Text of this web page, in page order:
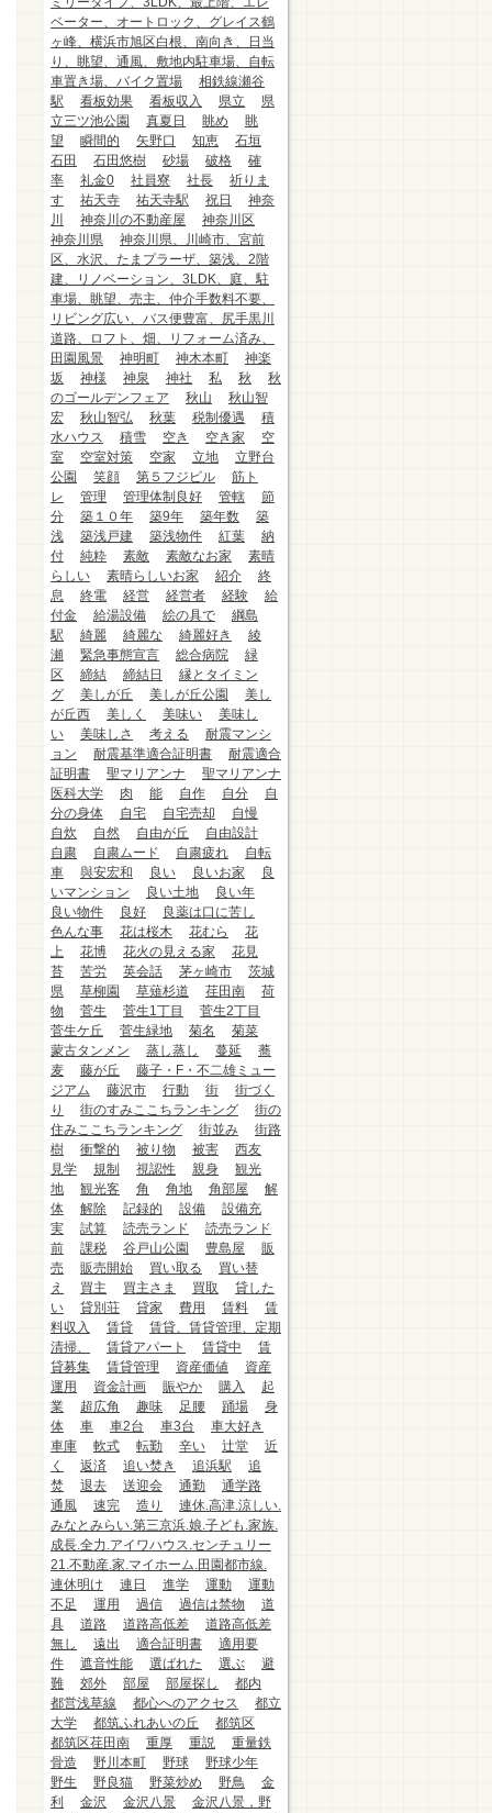
ベーター、オートロック、グレイス鶴
ヶ峰、横浜市旭区白根、南向き、日当
り、眺望、通風、敷地内駐車場、自転
車置き場、バイク置場
相鉄線瀬谷
駅
看板効果 看板収入 県立
県
立三ツ池公園
真夏日 眺め
眺
望
瞬間的 矢野口 知恵
石垣
石田
石田悠樹 砂場 破格
確
率
礼金0 社員寮 社長
祈りま
す
祐天寺 祐天寺駅 祝日
神奈
川
神奈川の不動産屋
神奈川区
神奈川県
神奈川県、川崎市、宮前
区、水沢、たまプラーザ、築浅、2階
建、リノベーション、3LDK、庭、駐
車場、眺望、売主、仲介手数料不要、
リビング広い、バス便豊富、尻手黒川
道路、ロフト、畑、リフォーム済み、
田園風景
神明町 神木本町
神楽
坂
神様 神泉 神社 私 秋
秋
のゴールデンフェア
秋山
秋山智
宏
秋山智弘 秋葉 税制優遇
積
水ハウス
積雪 空き 空き家
空
室
空室対策 空家 立地
立野台
公園
笑顔 第５フジビル
筋ト
レ
管理 管理体制良好 管轄
節
分
築１０年 築9年 築年数
築
浅
築浅戸建 築浅物件 紅葉
納
付
純粋 素敵 素敵なお家
素晴
らしい
素晴らしいお家 紹介
終
息
終電 経営 経営者 経験
給
付金
給湯設備 絵の具で
綱島
駅
綺麗 綺麗な 綺麗好き
綾
瀬
緊急事態宣言 総合病院
緑
区
締結 締結日
縁とタイミン
グ
美しが丘 美しが丘公園
美し
が丘西
美しく 美味い
美味し
い
美味しさ 考える
耐震マンシ
ョン
耐震基準適合証明書
耐震適合
証明書
聖マリアンナ
聖マリアンナ
医科大学
肉 能 自作 自分
自
分の身体
自宅 自宅売却
自慢
自炊
自然 自由が丘
自由設計
自粛
自粛ムード 自粛疲れ
自転
車
與安宏和 良い 良いお家
良
いマンション
良い土地
良い年
良い物件
良好
良薬は口に苦し
色んな事
花は桜木 花むら
花
上
花博 花火の見える家
花見
苔
苦労 英会話 茅ヶ崎市
茨城
県
草柳園 草薙杉道 荏田南
荷
物
菅生 菅生1丁目
菅生2丁目
菅生ケ丘
菅生緑地 菊名
菊菜
蒙古タンメン
蒸し蒸し 蔓延
蕎
麦
藤が丘
藤子・F・不二雄ミュー
ジアム
藤沢市 行動 街
街づく
り
街のすみここちランキング
街の
住みここちランキング
街並み
街路
樹
衝撃的 被り物 被害
西友
見学
規制 視認性 親身
観光
地
観光客 角 角地 角部屋
解
体
解除 記録的 設備
設備充
実
試算 読売ランド
読売ランド
前
課税 谷戸山公園 豊島屋
販
売
販売開始 買い取る
買い替
え
買主 買主さま 買取
貸した
い
貸別荘 貸家 費用 賃料
賃
料収入
賃貸
賃貸、賃貸管理、定期
清掃、
賃貸アパート 賃貸中
賃
貸募集
賃貸管理 資産価値
資産
運用
資金計画 賑やか 購入
起
業
超広角 趣味 足腰 踊場
身
体
車 車2台 車3台
車大好き
車庫
軟式 転勤 辛い 辻堂
近
く
返済 追い焚き 追浜駅
追
焚
退去 送迎会 通勤
通学路
通風
速完 造り
連休.高津.涼しい.
みなとみらい.第三京浜.娘.子ども.家族.
成長.全力.アイワハウス.センチュリー
21.不動産.家.マイホーム.田園都市線.
連休明け
連日 進学 運動
運動
不足
運用 過信 過信は禁物
道
具
道路 道路高低差
道路高低差
無し
遠出 適合証明書
適用要
件
遮音性能 選ばれた 選ぶ
避
難
郊外 部屋 部屋探し
都内
都営浅草線
都心へのアクセス
都立
大学
都筑ふれあいの丘
都筑区
都筑区荏田南
重厚 重説
重量鉄
骨造
野川本町 野球
野球少年
野生
野良猫 野菜炒め 野鳥
金
利
金沢 金沢八景
金沢八景，野